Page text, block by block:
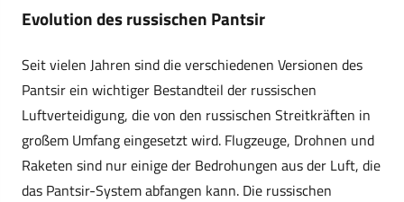
Evolution des russischen Pantsir
Seit vielen Jahren sind die verschiedenen Versionen des
Pantsir ein wichtiger Bestandteil der russischen
Luftverteidigung, die von den russischen Streitkräften in
großem Umfang eingesetzt wird. Flugzeuge, Drohnen und
Raketen sind nur einige der Bedrohungen aus der Luft, die
das Pantsir-System abfangen kann. Die russischen